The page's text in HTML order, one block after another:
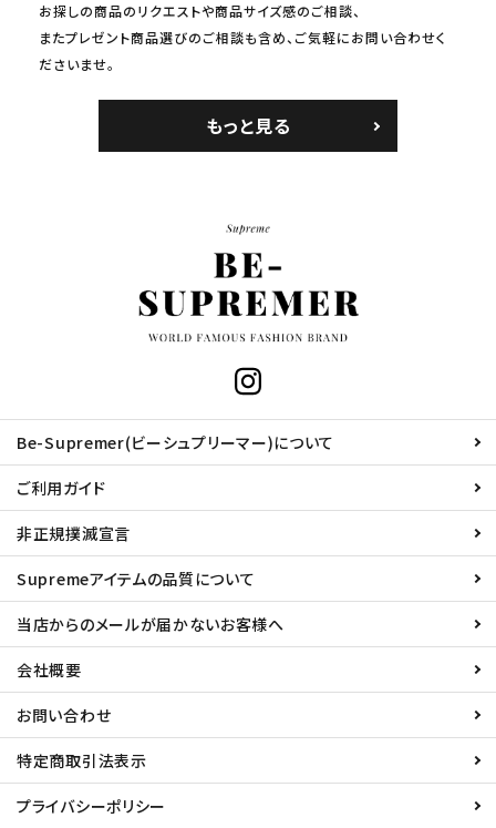
お探しの商品のリクエストや商品サイズ感のご相談、
またプレゼント商品選びのご相談も含め、ご気軽にお問い合わせく
ださいませ。
もっと見る
Be-Supremer(ビーシュプリーマー)について
ご利用ガイド
非正規撲滅宣言
Supremeアイテムの品質について
当店からのメールが届かないお客様へ
会社概要
お問い合わせ
特定商取引法表示
プライバシーポリシー